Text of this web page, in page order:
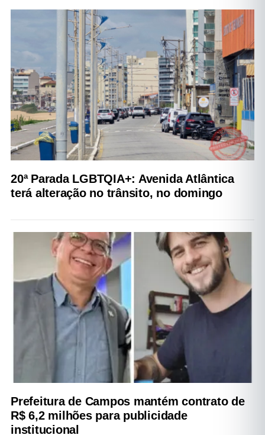
20ª Parada LGBTQIA+: Avenida Atlântica
terá alteração no trânsito, no domingo
Prefeitura de Campos mantém contrato de
R$ 6,2 milhões para publicidade
institucional